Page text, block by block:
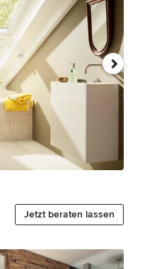
Jetzt beraten lassen